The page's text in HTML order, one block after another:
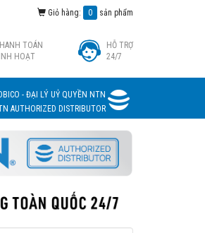
Giỏ hàng: 0 sản phẩm
TOÁN
HOẠT
HỖ TRỢ
24/7
- ĐẠI LÝ UỶ QUYỀN NTN
AUTHORIZED DISTRIBUTOR